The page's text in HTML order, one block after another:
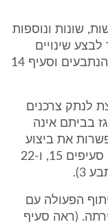
שונות ונוספות
לבצע שינויים
במערכת הגז. (ראה סעיף 17 לסיכומי הנתבעים וסעיף 14
לנתק צרכנים
בביתם אינה
את ביצוע
הבדיקות הנחוצות במערכת הגז. (ראה סעיפים 15, ו-22
הפעולה עם
(ראה סעיף